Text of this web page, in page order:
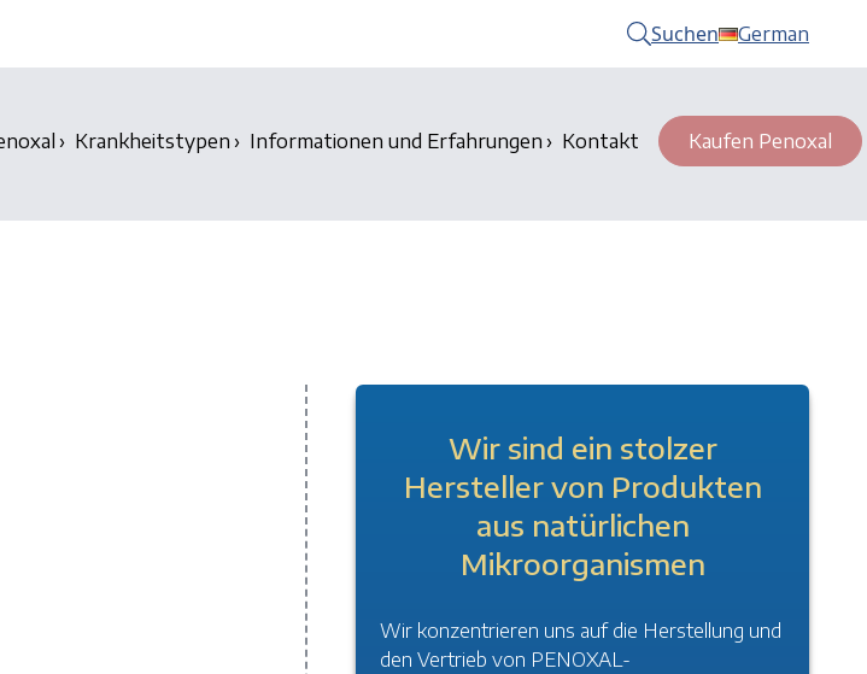
Suchen German
Krankheitstypen Informationen und Erfahrungen Kontakt Kaufen Penoxal
Wir sind ein stolzer
Hersteller von Produkten
aus natürlichen
Mikroorganismen
Wir konzentrieren uns auf die Herstellung und
den Vertrieb von PENOXAL-